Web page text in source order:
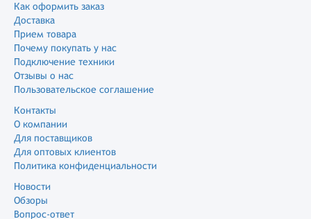
Как оформить заказ
Доставка
Прием товара
Почему покупать у нас
Подключение техники
Отзывы о нас
Пользовательское соглашение
Контакты
О компании
Для поставщиков
Для оптовых клиентов
Политика конфиденциальности
Новости
Обзоры
Вопрос-ответ